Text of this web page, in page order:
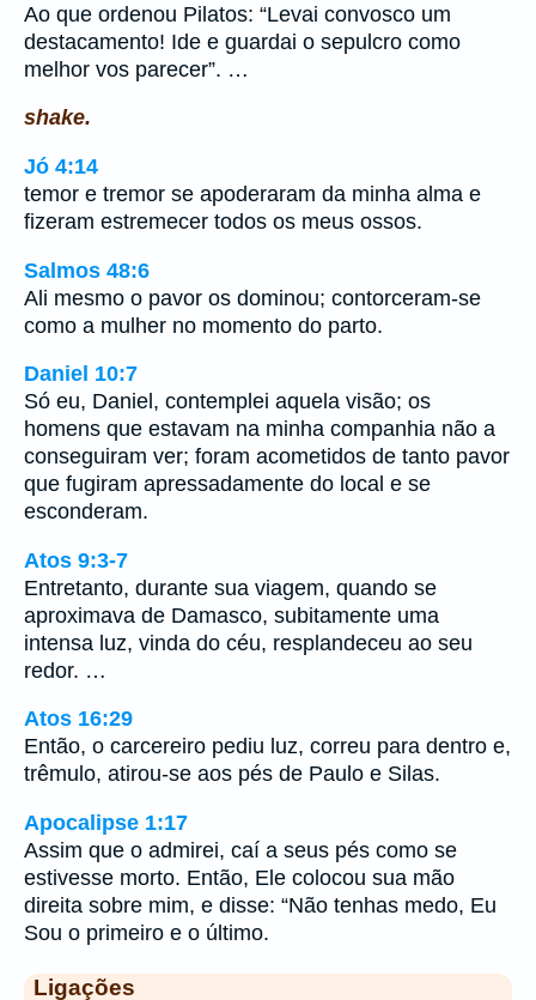
Ao que ordenou Pilatos: “Levai convosco um
destacamento! Ide e guardai o sepulcro como
melhor vos parecer”. …
shake.
Jó 4:14
temor e tremor se apoderaram da minha alma e
fizeram estremecer todos os meus ossos.
Salmos 48:6
Ali mesmo o pavor os dominou; contorceram-se
como a mulher no momento do parto.
Daniel 10:7
Só eu, Daniel, contemplei aquela visão; os
homens que estavam na minha companhia não a
conseguiram ver; foram acometidos de tanto pavor
que fugiram apressadamente do local e se
esconderam.
Atos 9:3-7
Entretanto, durante sua viagem, quando se
aproximava de Damasco, subitamente uma
intensa luz, vinda do céu, resplandeceu ao seu
redor. …
Atos 16:29
Então, o carcereiro pediu luz, correu para dentro e,
trêmulo, atirou-se aos pés de Paulo e Silas.
Apocalipse 1:17
Assim que o admirei, caí a seus pés como se
estivesse morto. Então, Ele colocou sua mão
direita sobre mim, e disse: “Não tenhas medo, Eu
Sou o primeiro e o último.
Ligações